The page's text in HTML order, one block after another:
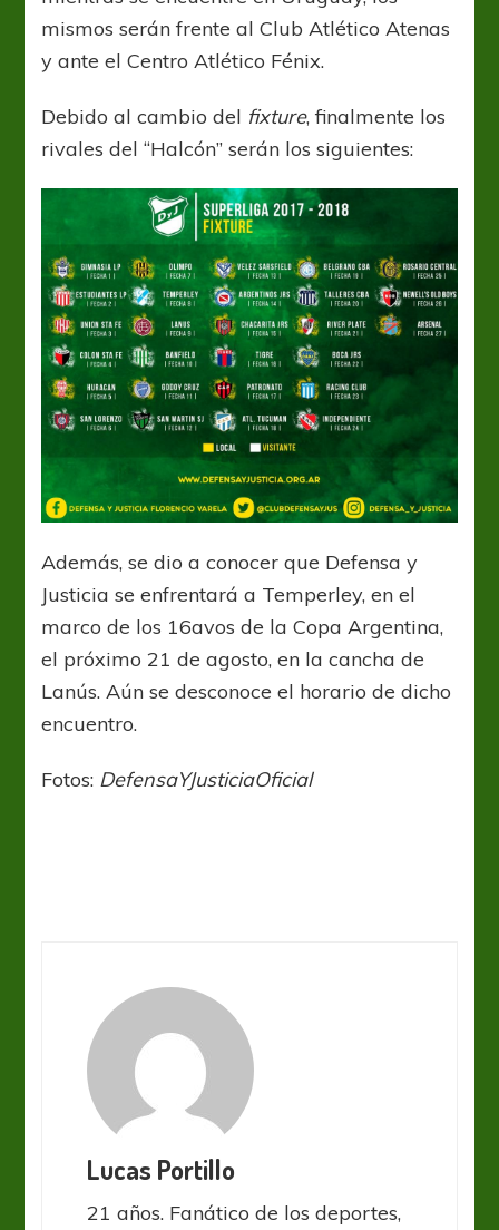
mismos serán frente al Club Atlético Atenas
y ante el Centro Atlético Fénix.
Debido al cambio del fixture, finalmente los
rivales del “Halcón” serán los siguientes:
Además, se dio a conocer que Defensa y
Justicia se enfrentará a Temperley, en el
marco de los 16avos de la Copa Argentina,
el próximo 21 de agosto, en la cancha de
Lanús. Aún se desconoce el horario de dicho
encuentro.
Fotos: DefensaYJusticiaOficial
Lucas Portillo
21 años. Fanático de los deportes,